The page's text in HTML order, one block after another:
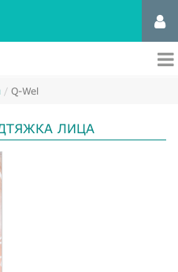
Q-Wel
ЛИЦА